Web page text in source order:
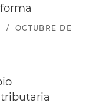
/
OCTUBRE DE